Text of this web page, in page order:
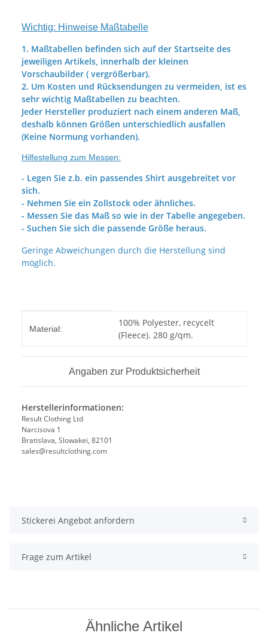
Wichtig: Hinweise Maßtabelle
1. Maßtabellen befinden sich auf der Startseite des
jeweiligen Artikels, innerhalb der kleinen
Vorschaubilder ( vergrößerbar).
2. Um Kosten und Rücksendungen zu vermeiden, ist es
sehr wichtig Maßtabellen zu beachten.
Jeder Hersteller produziert nach einem anderen Maß,
deshalb können Größen unterschiedlich ausfallen
(Keine Normung vorhanden).
Hilfestellung zum Messen:
- Legen Sie z.b. ein passendes Shirt ausgebreitet vor
sich.
- Nehmen Sie ein Zollstock oder ähnliches.
- Messen Sie das Maß so wie in der Tabelle angegeben.
- Suchen Sie sich die passende Größe heraus.
Geringe Abweichungen durch die Herstellung sind
möglich.
Material:
100% Polyester, recycelt
(Fleece). 280 g/qm.
Angaben zur Produktsicherheit
Herstellerinformationen:
Result Clothing Ltd
Narcisova 1
Bratislava, Slowakei, 82101
sales@resultclothing.com
Stickerei Angebot anfordern
Frage zum Artikel
Ähnliche Artikel